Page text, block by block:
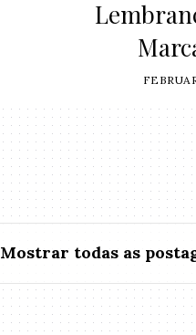
Mostrar todas as